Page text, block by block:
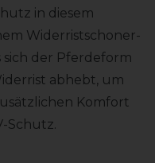
in diesem
Widerristschoner-
sich der Pferdeform
abhebt, um
Komfort
Schutz.